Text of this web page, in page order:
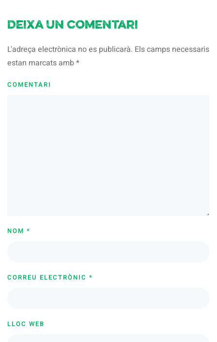
Deixa un comentari
L'adreça electrònica no es publicarà. Els camps necessaris
estan marcats amb*
COMENTARI
NOM *
CORREU ELECTRÒNIC *
LLOC WEB